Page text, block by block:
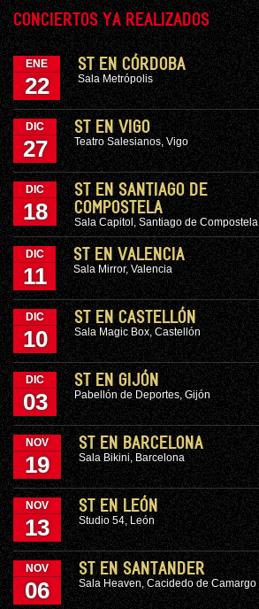
CONCIERTOS YA REALIZADOS
ENE
22
ST EN CÓRDOBA
Sala Metrópolis
DIC
27
ST EN VIGO
Teatro Salesianos, Vigo
DIC
18
ST EN SANTIAGO DE
COMPOSTELA
Sala Capitol, Santiago de Compostela
DIC
11
ST EN VALENCIA
Sala Mirror, Valencia
DIC
10
ST EN CASTELLÓN
Sala Magic Box, Castellón
DIC
03
ST EN GIJÓN
Pabellón de Deportes, Gijón
NOV
19
ST EN BARCELONA
Sala Bikini, Barcelona
NOV
13
ST EN LEÓN
Studio 54, León
NOV
06
ST EN SANTANDER
Sala Heaven, Cacidedo de Camargo